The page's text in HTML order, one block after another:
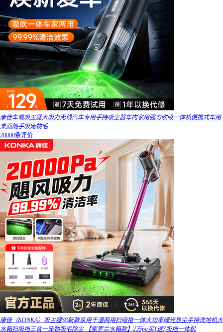
康佳车载吸尘器大吸力无线汽车专用手持吸尘器车内家用强力吹吸一体机便携式车用
桌面随手吸宠物毛
20000条评价
康佳（KONKA）吸尘器S8新款家用干湿两用扫吸拖一体大功率绿光显尘手持洗地机大
水箱扫吸拖三合一宠物吸毛除尘 【紫罗兰水箱款】2万pa买1送7吸拖一体机